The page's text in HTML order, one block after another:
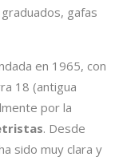
gafas
en 1965, con
18 (antigua
por la
. Desde
sido muy clara y